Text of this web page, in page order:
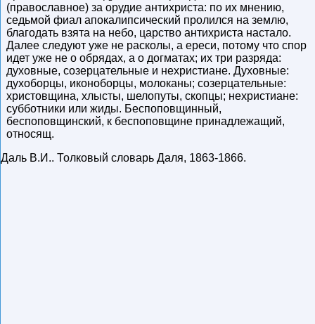
(православное) за орудие антихриста: по их мнению,
седьмой фиал апокалипсический пролился на землю,
благодать взята на небо, царство антихриста настало.
Далее следуют уже не расколы, а ереси, потому что спор
идет уже не о обрядах, а о догматах; их три разряда:
духовные, созерцательные и нехристиане. Духовные:
духоборцы, иконоборцы, молоканы; созерцательные:
христовщина, хлысты, шелопуты, скопцы; нехристиане:
субботники или жиды. Беспоповщинный,
беспоповщинский, к беспоповщине принадлежащий,
относящ.
Даль В.И.. Толковый словарь Даля, 1863-1866.